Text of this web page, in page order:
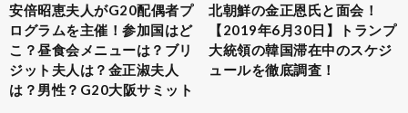
安倍昭恵夫人がG20配偶者プ
ログラムを主催！参加国はど
こ？昼食会メニューは？ブリ
ジット夫人は？金正淑夫人
は？男性？G20大阪サミット
北朝鮮の金正恩氏と面会！
【2019年6月30日】トランプ
大統領の韓国滞在中のスケジ
ュールを徹底調査！